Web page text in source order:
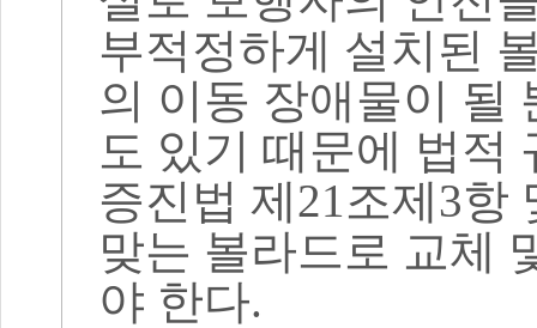
부적정하게 설치된
의 이동 장애물이 될
도 있기 때문에 법적
증진법 제21 조제3항
맞는 볼라드로 교체
야 한다.